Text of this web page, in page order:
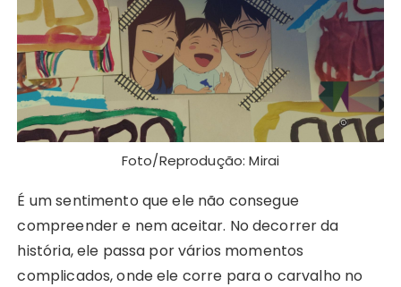
Foto/Reprodução: Mirai
É um sentimento que ele não consegue
compreender e nem aceitar. No decorrer da
história, ele passa por vários momentos
complicados, onde ele corre para o carvalho no